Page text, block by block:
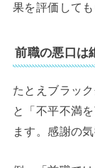
果を評価して
前職の悪口は
たとえブラッ
と「不平不満
ます。感謝の